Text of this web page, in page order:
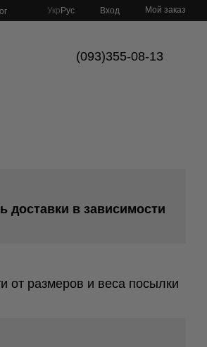
Укр Рус Вход Мой заказ
(093)355-08-13
доставки в зависимости
от размеров и веса посылки